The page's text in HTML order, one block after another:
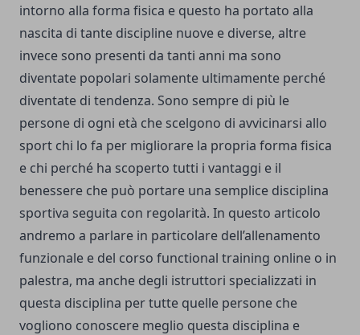
intorno alla forma fisica e questo ha portato alla
nascita di tante discipline nuove e diverse, altre
invece sono presenti da tanti anni ma sono
diventate popolari solamente ultimamente perché
diventate di tendenza. Sono sempre di più le
persone di ogni età che scelgono di avvicinarsi allo
sport chi lo fa per migliorare la propria forma fisica
e chi perché ha scoperto tutti i vantaggi e il
benessere che può portare una semplice disciplina
sportiva seguita con regolarità. In questo articolo
andremo a parlare in particolare dell’allenamento
funzionale e del corso functional training online o in
palestra, ma anche degli istruttori specializzati in
questa disciplina per tutte quelle persone che
vogliono conoscere meglio questa disciplina e